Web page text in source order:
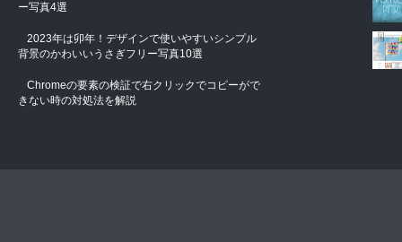
ー写真4選
2023年は卯年！デザインで使いやすいシンプル
背景のかわいいうさぎフリー写真10選
Chromeの要素の検証で右クリックでコピーがで
きない時の対処法を解説